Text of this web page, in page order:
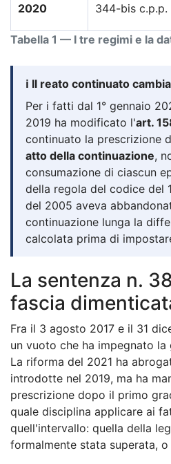
Tabella 1 — I tre regimi e la
2020
344-bis c.p.p.
ℹ️ Il reato continuato
Per i fatti dal 1° gennaio
2019 ha modificato l'art.
continuato la prescrizione
atto della continuazione,
consumazione di ciascun
della regola del codice del
del 2005 aveva
continuazione lunga la
calcolata prima di
La sentenza n.
fascia
Fra il 3 agosto 2017 e il 31
un vuoto che ha impegnato la
La riforma del 2021 ha
introdotte nel 2019, ma ha
prescrizione dopo il primo
quale disciplina applicare ai
quell'intervallo: quella della
formalmente stata superata, o